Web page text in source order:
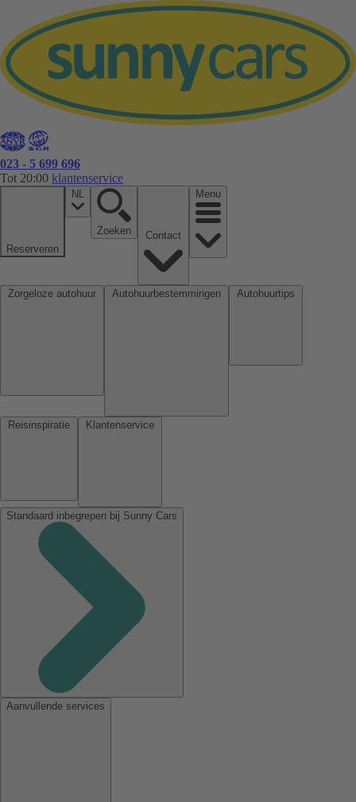
023 - 5 699 696
Tot 20:00 klantenservice
Reserveren
NL
Zoeken
Menu
Standaard inbegrepen bij Sunny Cars
Aanvullende services